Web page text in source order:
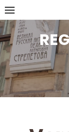
Skip
to
content